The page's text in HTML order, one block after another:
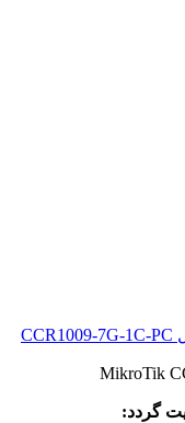
MikroTik
گردد: